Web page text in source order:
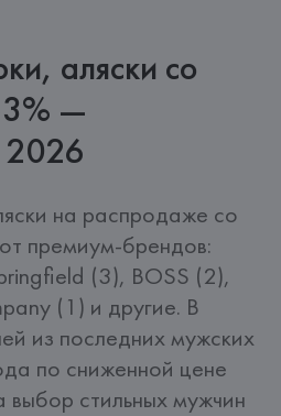
аляски со
—
на распродаже со
премиум-брендов:
(3), BOSS (2),
(1) и другие. В
из последних мужских
по сниженной цене
стильных мужчин